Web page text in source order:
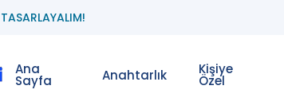
Ana
Sayfa Anahtarlık Kişiye
Özel